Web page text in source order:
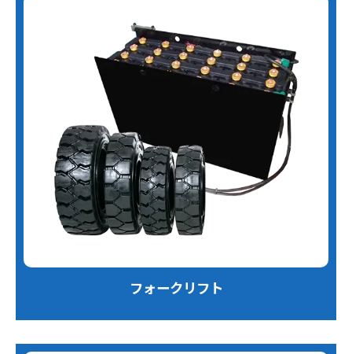
フォークリフト